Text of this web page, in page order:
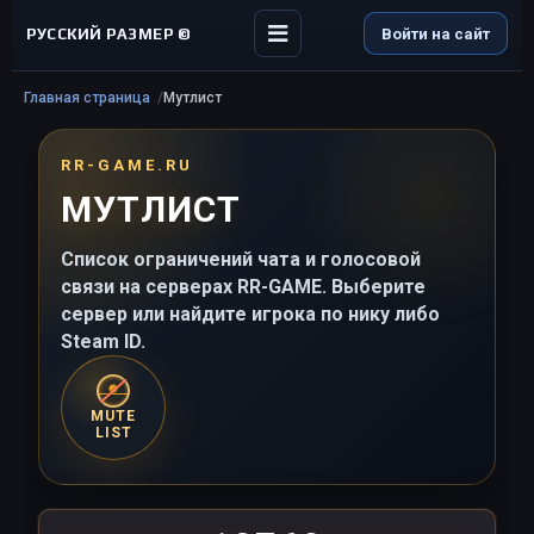
РУССКИЙ РАЗМЕР © Войти на сайт
Главная страница Мутлист
RR-GAME.RU
МУТЛИСТ
Список ограничений чата и голосовой
связи на серверах RR-GAME. Выберите
сервер или найдите игрока по нику либо
Steam ID.
MUTE
LIST